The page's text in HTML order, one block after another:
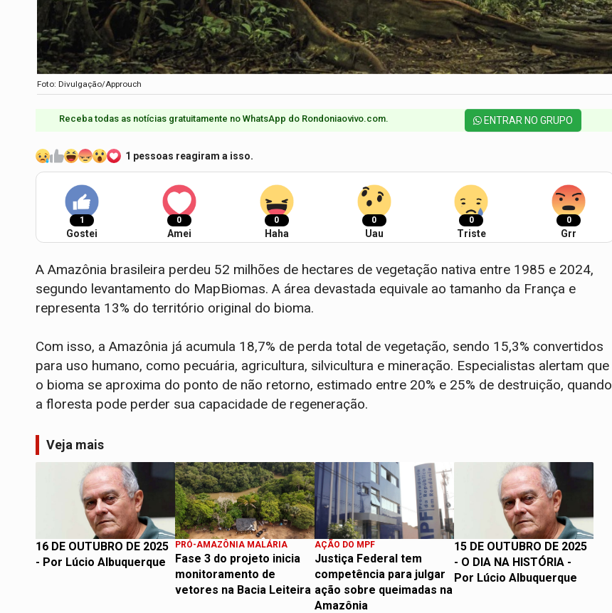
Foto: Divulgação/Approuch
Receba todas as notícias gratuitamente no WhatsApp do Rondoniaovivo.com.​ ENTRAR NO GRUPO
1 pessoas reagiram a isso.
1
Gostei
0
Amei
0
Haha
0
Uau
0
Triste
0
Grr
A Amazônia brasileira perdeu 52 milhões de hectares de vegetação nativa entre 1985 e 2024,
segundo levantamento do MapBiomas. A área devastada equivale ao tamanho da França e
representa 13% do território original do bioma.
Com isso, a Amazônia já acumula 18,7% de perda total de vegetação, sendo 15,3% convertidos
para uso humano, como pecuária, agricultura, silvicultura e mineração. Especialistas alertam que
o bioma se aproxima do ponto de não retorno, estimado entre 20% e 25% de destruição, quando
a floresta pode perder sua capacidade de regeneração.
Veja mais
16 DE OUTUBRO DE 2025
- Por Lúcio Albuquerque
PRÓ-AMAZÔNIA MALÁRIA
Fase 3 do projeto inicia
monitoramento de
vetores na Bacia Leiteira
AÇÃO DO MPF
Justiça Federal tem
competência para julgar
ação sobre queimadas na
Amazônia
15 DE OUTUBRO DE 2025
- O DIA NA HISTÓRIA -
Por Lúcio Albuquerque